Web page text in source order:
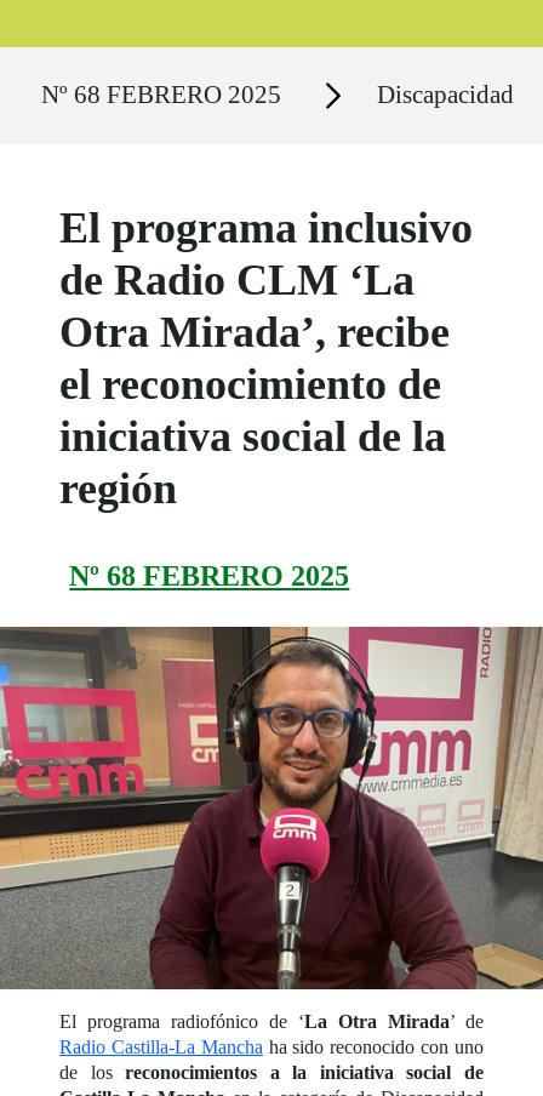
Nº 68 FEBRERO 2025 Secciones Discapacidad
El programa inclusivo
de Radio CLM ‘La
Otra Mirada’, recibe
el reconocimiento de
iniciativa social de la
región
Nº 68 FEBRERO 2025
El programa radiofónico de ‘La Otra Mirada’ de
Radio Castilla-La Mancha ha sido reconocido con uno
de losreconocimientos a la iniciativa social de